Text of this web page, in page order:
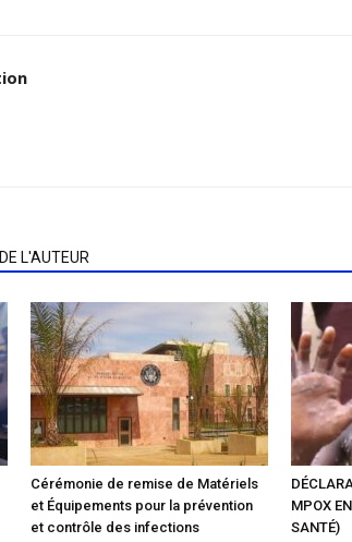
L'AUTEUR
Cérémonie de remise de Matériels
et Équipements pour la prévention
et contrôle des infections
MPOX
SANTÉ)